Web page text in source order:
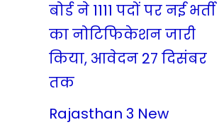
बोर्ड ने 1111 पदों पर नई भर्ती
का नोटिफिकेशन जारी
किया, आवेदन 27 दिसंबर
तक
Rajasthan 3 New